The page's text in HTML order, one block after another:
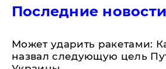
Последние новости
Может ударить ракетами:
назвал следующую цель